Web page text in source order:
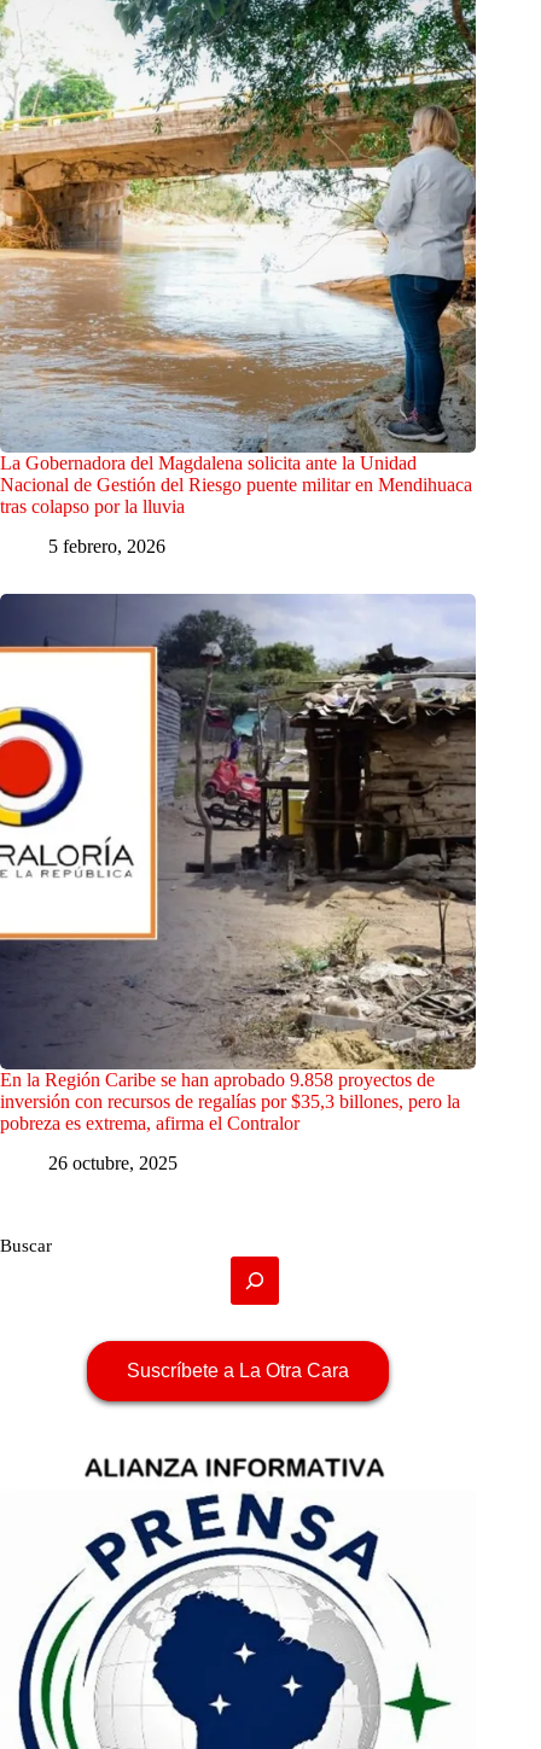
La Gobernadora del Magdalena solicita ante la Unidad
Nacional de Gestión del Riesgo puente militar en Mendihuaca
tras colapso por la lluvia
5 febrero, 2026
En la Región Caribe se han aprobado 9.858 proyectos de
inversión con recursos de regalías por $35,3 billones, pero la
pobreza es extrema, afirma el Contralor
26 octubre, 2025
Buscar
Suscríbete a La Otra Cara